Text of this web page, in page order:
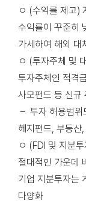
ㅇ (수익률 제고)
수익률이 꾸준히
가세하여 해외 대
ㅇ (투자주체 및
투자주체인 적격
사모펀드 등 신규
– 투자 허용범위
헤지펀드, 부동산
ㅇ (FDI 및 지분
절대적인 가운데
기업 지분투자는
다양화